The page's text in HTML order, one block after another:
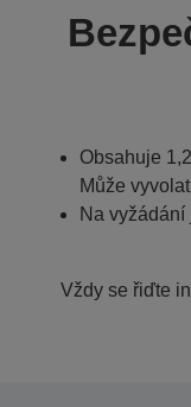
Obsahuje
Může
Na
Vždy se řiďte